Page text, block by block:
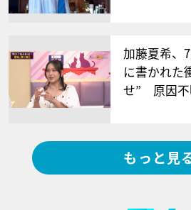
加藤夏希、
に書かれた
せ” 原因
もっと見